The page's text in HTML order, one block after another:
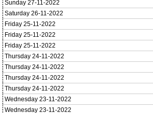
Sunday 27-11-2022
Saturday 26-11-2022
Friday 25-11-2022
Friday 25-11-2022
Friday 25-11-2022
Thursday 24-11-2022
Thursday 24-11-2022
Thursday 24-11-2022
Thursday 24-11-2022
Wednesday 23-11-2022
Wednesday 23-11-2022